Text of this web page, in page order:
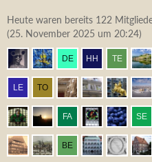
Heute waren bereits 122
(25. November 2025 um 20:24)